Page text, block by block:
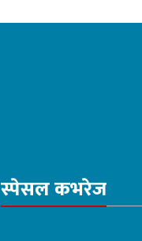
स्पेसल कभरेज